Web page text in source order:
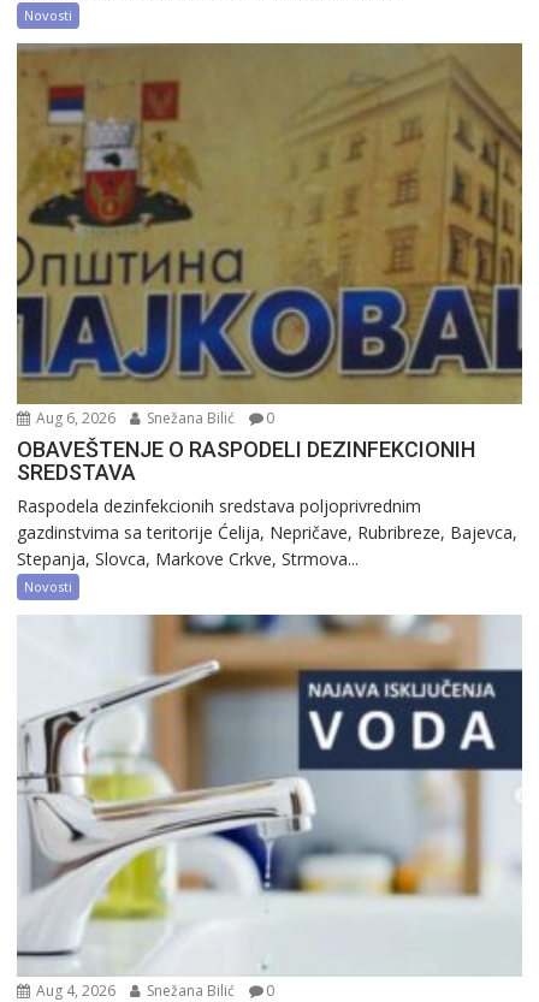
Novosti
Aug 6, 2026 Snežana Bilić 0
OBAVEŠTENJE O RASPODELI DEZINFEKCIONIH
SREDSTAVA
Raspodela dezinfekcionih sredstava poljoprivrednim
gazdinstvima sa teritorije Ćelija, Nepričave, Rubribreze, Bajevca,
Stepanja, Slovca, Markove Crkve, Strmova...
Novosti
Aug 4, 2026 Snežana Bilić 0